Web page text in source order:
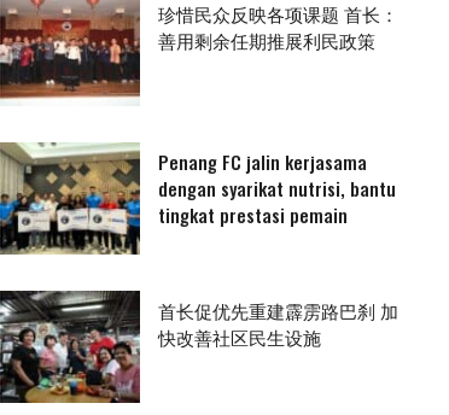
珍惜民众反映各项课题 首长：
善用剩余任期推展利民政策
Penang FC jalin kerjasama
dengan syarikat nutrisi, bantu
tingkat prestasi pemain
首长促优先重建霹雳路巴刹 加
快改善社区民生设施